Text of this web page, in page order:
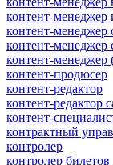
контент-менеджер
контент-менеджер
контент-менеджер
контент-менеджер
контент-продюсер
контент-редактор
контент-редактор
контент-
контрактный
контролер
контролер билетов